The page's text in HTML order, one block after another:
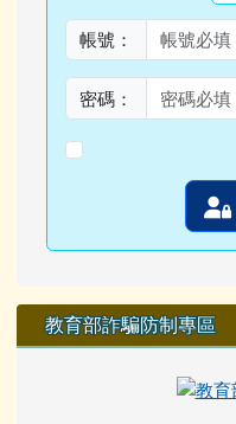
帳號：
密碼：
教育部詐騙防制專區